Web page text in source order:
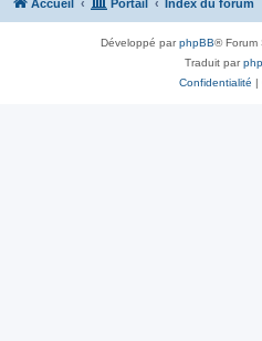
Accueil Portail Index du forum
Développé parphpBB® Forum
Traduit par
Confidentialité |